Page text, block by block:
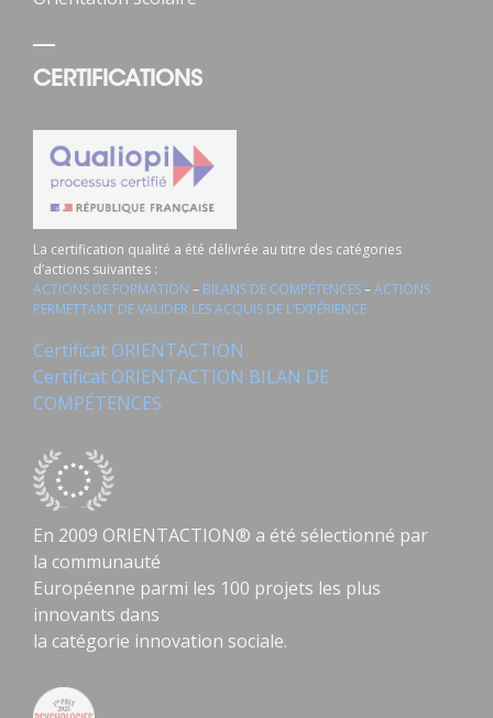
CERTIFICATIONS
La certification qualité a été délivrée au titre des catégories
d’actions suivantes :
ACTIONS DE FORMATION – BILANS DE COMPÉTENCES–ACTIONS
PERMETTANT DE VALIDER LES ACQUIS DE L’EXPÉRIENCE
Certificat ORIENTACTION
Certificat ORIENTACTION BILAN DE
COMPÉTENCES
En 2009 ORIENTACTION® a été sélectionné par
la communauté
Européenne parmi les 100 projets les plus
innovants dans
la catégorie innovation sociale.